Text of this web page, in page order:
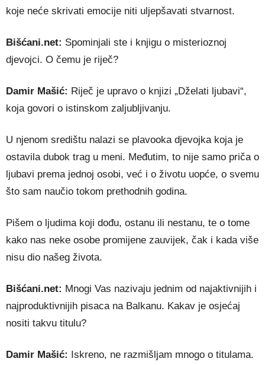
koje neće skrivati emocije niti uljepšavati stvarnost.
Bišćani.net: Spominjali ste i knjigu o misterioznoj
djevojci. O čemu je riječ?
Damir Mašić: Riječ je upravo o knjizi „Dželati ljubavi“,
koja govori o istinskom zaljubljivanju.
U njenom središtu nalazi se plavooka djevojka koja je
ostavila dubok trag u meni. Međutim, to nije samo priča o
ljubavi prema jednoj osobi, već i o životu uopće, o svemu
što sam naučio tokom prethodnih godina.
Pišem o ljudima koji dođu, ostanu ili nestanu, te o tome
kako nas neke osobe promijene zauvijek, čak i kada više
nisu dio našeg života.
Bišćani.net: Mnogi Vas nazivaju jednim od najaktivnijih i
najproduktivnijih pisaca na Balkanu. Kakav je osjećaj
nositi takvu titulu?
Damir Mašić: Iskreno, ne razmišljam mnogo o titulama.